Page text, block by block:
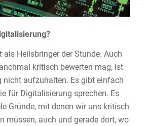
Heilsbringer der Stunde. Auch
kritisch bewerten mag, ist
nicht aufzuhalten. Es gibt einfach
für Digitalisierung sprechen. Es
Gründe, mit denen wir uns kritisch
müssen, auch und gerade dort, wo